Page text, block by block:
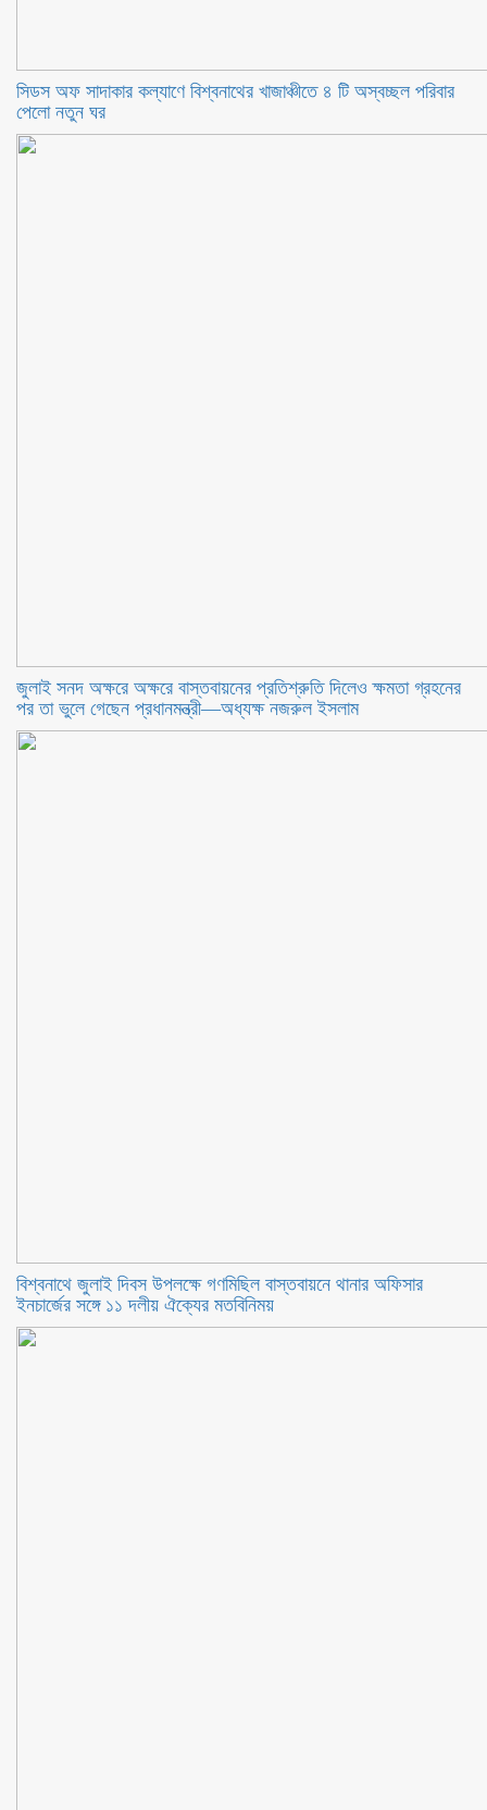
সিডস অফ সাদাকার কল্যাণে বিশ্বনাথের খাজাঞ্চীতে ৪ টি অস্বচ্ছল পরিবার
পেলো নতুন ঘর
জুলাই সনদ অক্ষরে অক্ষরে বাস্তবায়নের প্রতিশ্রুতি দিলেও ক্ষমতা গ্রহনের
পর তা ভুলে গেছেন প্রধানমন্ত্রী—অধ্যক্ষ নজরুল ইসলাম
বিশ্বনাথে জুলাই দিবস উপলক্ষে গণমিছিল বাস্তবায়নে থানার অফিসার
ইনচার্জের সঙ্গে ১১ দলীয় ঐক্যের মতবিনিময়